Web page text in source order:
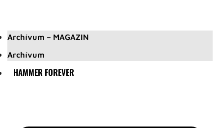
Archívum – MAGAZIN
Archívum
HAMMER FOREVER